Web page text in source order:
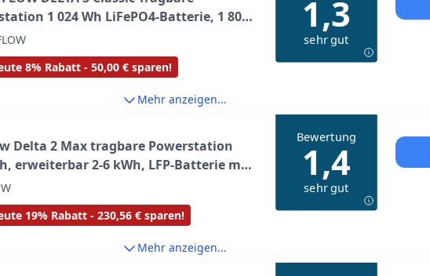
1 024 Wh LiFePO4-Batterie, 1 800
600 W Spitze), 100 W USB-C, 1-Stunden-
Solargenerator für Camping,
& Notstrom zu Hause
8% Rabatt - 50,00 € sparen!
1,3
sehr gut
Mehr anzeigen...
Delta 2 Max tragbare Powerstation
erweiterbar 2-6 kWh, LFP-Batterie mit
80% Ladung <1 Std, 3000W Max
Solargenerator für
Camping, Wohnmobil
19% Rabatt - 230,56 € sparen!
Bewertung
1,4
sehr gut
Mehr anzeigen...